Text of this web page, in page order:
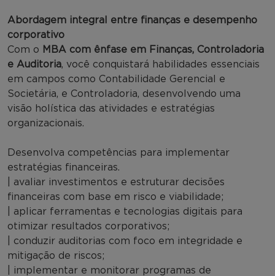
Abordagem integral entre finanças e desempenho
corporativo
Com o MBA com ênfase em Finanças, Controladoria
e Auditoria, você conquistará habilidades essenciais
em campos como Contabilidade Gerencial e
Societária, e Controladoria, desenvolvendo uma
visão holística das atividades e estratégias
organizacionais.
Desenvolva competências para implementar
estratégias financeiras.
| avaliar investimentos e estruturar decisões
financeiras com base em risco e viabilidade;
| aplicar ferramentas e tecnologias digitais para
otimizar resultados corporativos;
| conduzir auditorias com foco em integridade e
mitigação de riscos;
| implementar e monitorar programas de